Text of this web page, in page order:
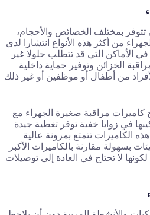
تتوفر بمختلف الخصائص والأحجام،
من أكثر هذه الأنواع انتشارا لدى
الأماكن التي قد تتطلب حلولا غير
الخزائن وتوفير حماية داخلية
من أطفال أو موظفين أو غير ذلك
مراقبة صغيرة الجهراء مع
في زوايا خفية توفر تغطية جيدة
الكاميرات تتمتع بمرونة عالية
بسهولة مقارنة بالكاميرات الأكبر
لا تحتاج في العادة إلى توصيلات